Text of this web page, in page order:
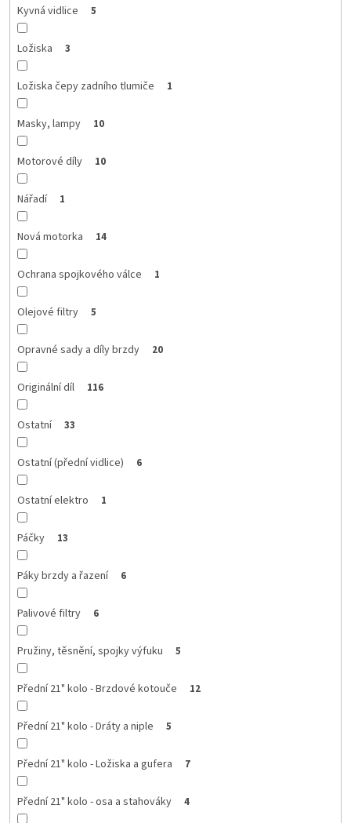
Kyvná vidlice 5
Ložiska 3
Ložiska čepy zadního tlumiče 1
Masky, lampy 10
Motorové díly 10
Nářadí 1
Nová motorka 14
Ochrana spojkového válce 1
Olejové filtry 5
Opravné sady a díly brzdy 20
Originální díl 116
Ostatní 33
Ostatní (přední vidlice) 6
Ostatní elektro 1
Páčky 13
Páky brzdy a řazení 6
Palivové filtry 6
Pružiny, těsnění, spojky výfuku 5
Přední 21" kolo - Brzdové kotouče 12
Přední 21" kolo - Dráty a niple 5
Přední 21" kolo - Ložiska a gufera 7
Přední 21" kolo - osa a stahováky 4